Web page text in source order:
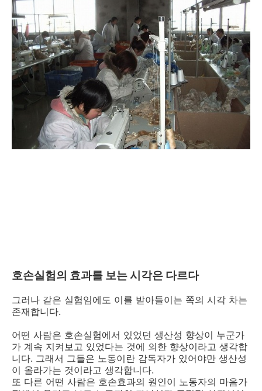
호손실험의 효과를 보는 시각은 다르다
그러나 같은 실험임에도 이를 받아들이는 쪽의 시각 차는
존재합니다.
어떤 사람은 호손실험에서 있었던 생산성 향상이 누군가
가 계속 지켜보고 있었다는 것에 의한 향상이라고 생각합
니다. 그래서 그들은 노동이란 감독자가 있어야만 생산성
이 올라가는 것이라고 생각합니다.
또 다른 어떤 사람은 호손효과의 원인이 노동자의 마음가